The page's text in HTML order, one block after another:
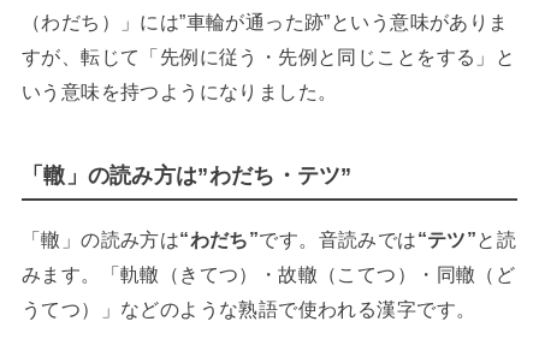
（わだち）」には”車輪が通った跡”という意味がありま
すが、転じて「先例に従う・先例と同じことをする」と
いう意味を持つようになりました。
「轍」の読み方は”わだち・テツ”
「轍」の読み方は“わだち”です。音読みでは“テツ”と読
みます。「軌轍（きてつ）・故轍（こてつ）・同轍（ど
うてつ）」などのような熟語で使われる漢字です。